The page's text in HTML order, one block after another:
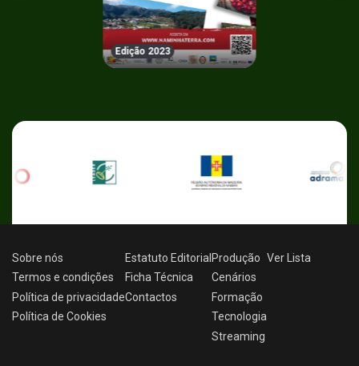
Edição 2023
Sobre nós
Termos e condições
Política de privacidade
Política de Cookies
Estatuto Editorial
Ficha Técnica
Contactos
Produção
Cenários
Formação
Tecnologia
Streaming
Ver Lista